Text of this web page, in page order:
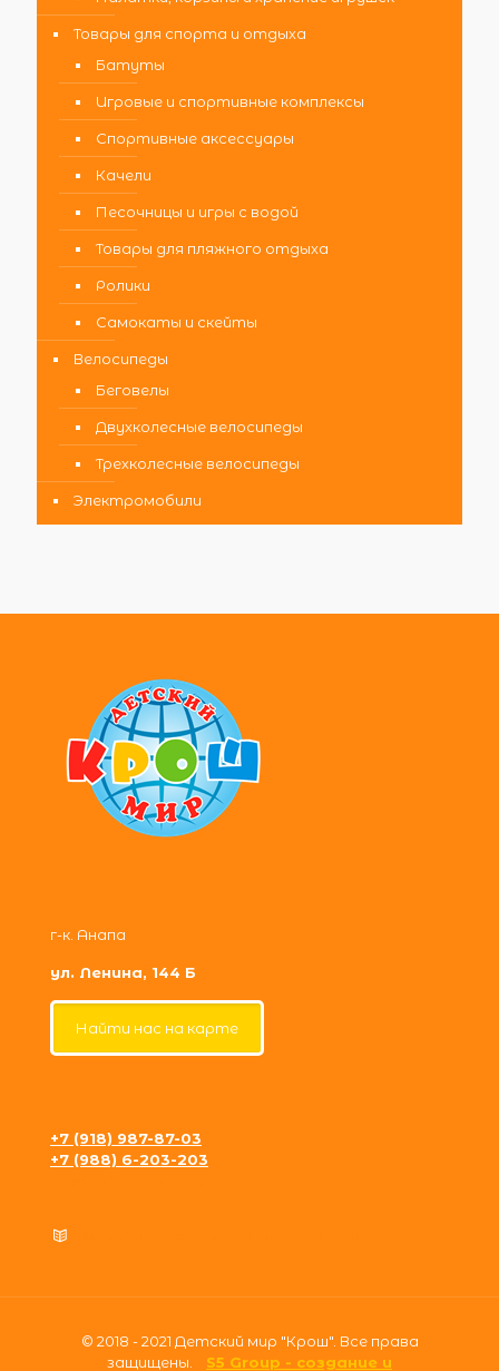
Товары для спорта и отдыха
Батуты
Игровые и спортивные комплексы
Спортивные аксессуары
Качели
Песочницы и игры с водой
Товары для пляжного отдыха
Ролики
Самокаты и скейты
Велосипеды
Беговелы
Двухколесные велосипеды
Трехколесные велосипеды
Электромобили
г-к. Анапа
ул. Ленина, 144 Б
Найти нас на карте
+7 (918) 987-87-03
+7 (988) 6-203-203
© 2018 - 2021 Детский мир "Крош". Все права
защищены. S5 Group - создание и